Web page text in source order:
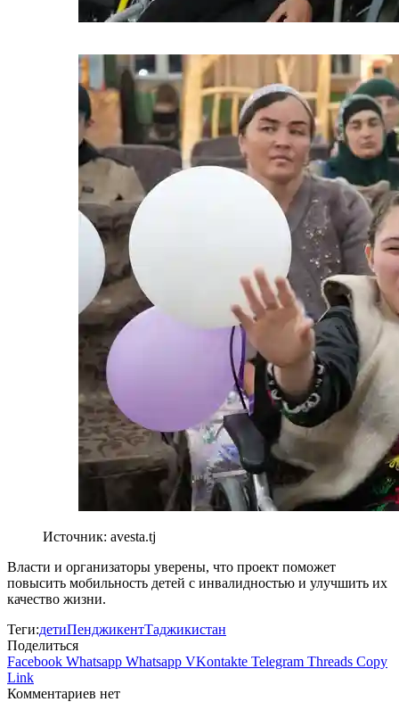
Источник: avesta.tj
Власти и организаторы уверены, что проект поможет
повысить мобильность детей с инвалидностью и улучшить их
качество жизни.
Теги:детиПенджикентТаджикистан
Поделиться
Facebook Whatsapp Whatsapp VKontakte Telegram Threads Copy
Link
Комментариев нет